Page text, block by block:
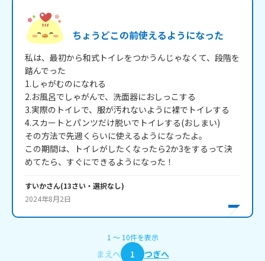
ちょうどこの前使えるようになった
私は、最初から和式トイレをつかうんじゃなくて、段階を
踏んでった
1.しゃがむのになれる
2.お風呂でしゃがんで、洗面器におしっこする
3.実際のトイレで、服が汚れないように裸でトイレする
4.スカートとパンツだけ脱いでトイレする(おしまい)
その方法で先週くらいに使えるようになったよ。
この期間は、トイレがしたくなったら2か3をするって決
めてたら、すぐにできるようになった！
すいかさん(13さい・ 選択なし)
2024年8月2日
1 〜 10件を表示
まえへ 1 つぎへ